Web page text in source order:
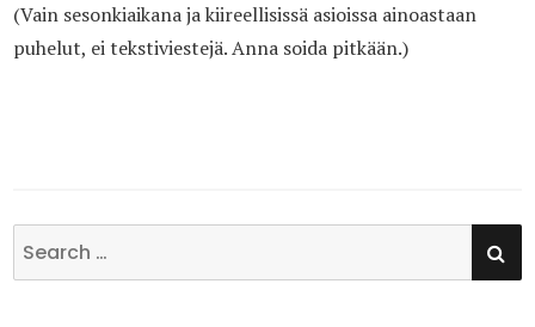
(Vain sesonkiaikana ja kiireellisissä asioissa ainoastaan
puhelut, ei tekstiviestejä. Anna soida pitkään.)
Search
for: